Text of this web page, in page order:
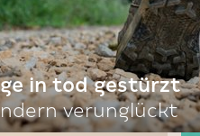
in tod gestürzt
verunglückt